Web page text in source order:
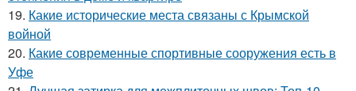
19. Какие исторические места связаны с Крымской
войной
20. Какие современные спортивные сооружения есть в
Уфе